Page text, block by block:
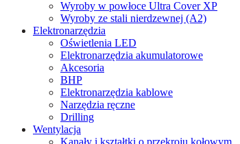
Wyroby w powłoce Ultra Cover XP
Wyroby ze stali nierdzewnej (A2)
Elektronarzędzia
Oświetlenia LED
Elektronarzędzia akumulatorowe
Akcesoria
BHP
Elektronarzędzia kablowe
Narzędzia ręczne
Drilling
Wentylacja
Kanały i kształtki o przekroju kołowym